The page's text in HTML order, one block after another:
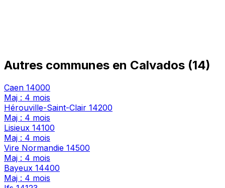
Autres communes en Calvados (14)
Caen 14000
Maj : 4 mois
Hérouville-Saint-Clair 14200
Maj : 4 mois
Lisieux 14100
Maj : 4 mois
Vire Normandie 14500
Maj : 4 mois
Bayeux 14400
Maj : 4 mois